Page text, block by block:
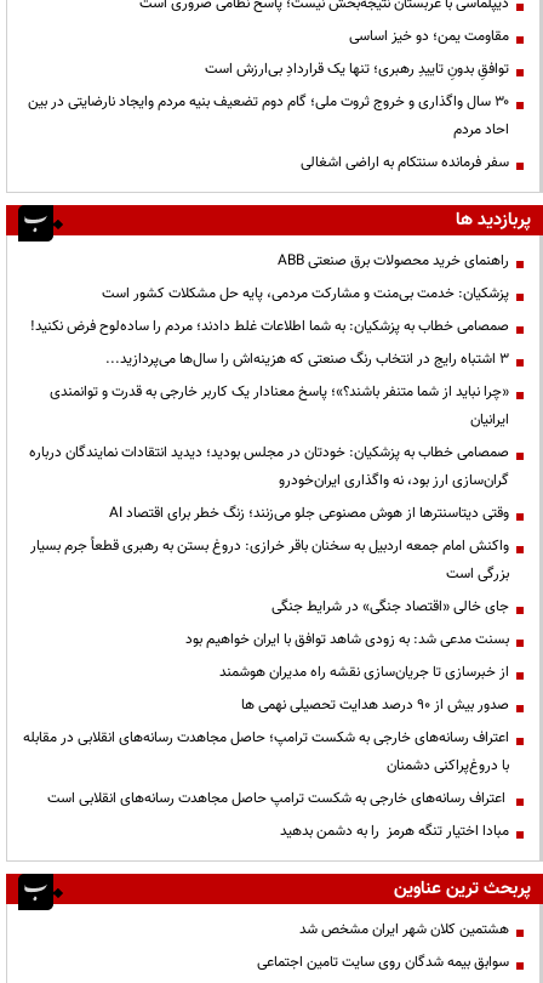
مقاومت یمن؛ دو خیز اساسی
توافقِ بدونِ تاییدِ رهبری؛ تنها یک قراردادِ بی‌ارزش است
۳۰ سال واگذاری و خروج ثروت ملی؛ گام دوم تضعیف بنیه مردم وایجاد نارضایتی در بین
احاد مردم
سفر فرمانده سنتکام به اراضی اشغالی
پربازدید ها
راهنمای خرید محصولات برق صنعتی ABB
پزشکیان: خدمت بی‌منت و مشارکت مردمی، پایه حل مشکلات کشور است
صمصامی خطاب به پزشکیان: به شما اطلاعات غلط دادند؛ مردم را ساده‌لوح فرض نکنید!
3 اشتباه رایج در انتخاب رنگ صنعتی که هزینه‌اش را سال‌ها می‌پردازید...
«چرا نباید از شما متنفر باشند؟»؛ پاسخ معنادار یک کاربر خارجی به قدرت و توانمندی
ایرانیان
صمصامی خطاب به پزشکیان: خودتان در مجلس بودید؛ دیدید انتقادات نمایندگان درباره
گران‌سازی ارز بود، نه واگذاری ایران‌خودرو
وقتی دیتاسنترها از هوش مصنوعی جلو می‌زنند؛ زنگ خطر برای اقتصاد AI
واکنش امام جمعه اردبیل به سخنان باقر خرازی: دروغ بستن به رهبری قطعاً جرم بسیار
بزرگی است
جای خالی «اقتصاد جنگی» در شرایط جنگی
بسنت مدعی شد: به زودی شاهد توافق با ایران خواهیم بود
از خبرسازی تا جریان‌سازی نقشه راه مدیران هوشمند
صدور بیش از ۹۰ درصد هدایت تحصیلی نهمی ها
اعتراف رسانه‌های خارجی به شکست ترامپ؛ حاصل مجاهدت رسانه‌های انقلابی در مقابله
با دروغ‌پراکنی دشمنان
اعتراف رسانه‌های خارجی به شکست ترامپ حاصل مجاهدت رسانه‌های انقلابی است
مبادا اختیار تنگه هرمز را به دشمن بدهید
پربحث ترین عناوین
هشتمین کلان شهر ایران مشخص شد
سوابق بیمه شدگان روی سایت تامین اجتماعی